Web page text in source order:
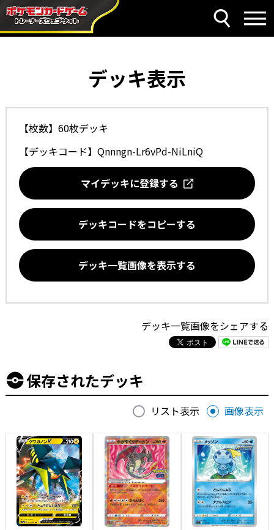
デッキ表示
【枚数】60枚デッキ
【デッキコード】 Qnnngn-Lr6vPd-NiLniQ
マイデッキに登録する
デッキコードをコピーする
デッキ一覧画像を表示する
デッキ一覧画像をシェアする
保存されたデッキ
リスト表示 画像表示